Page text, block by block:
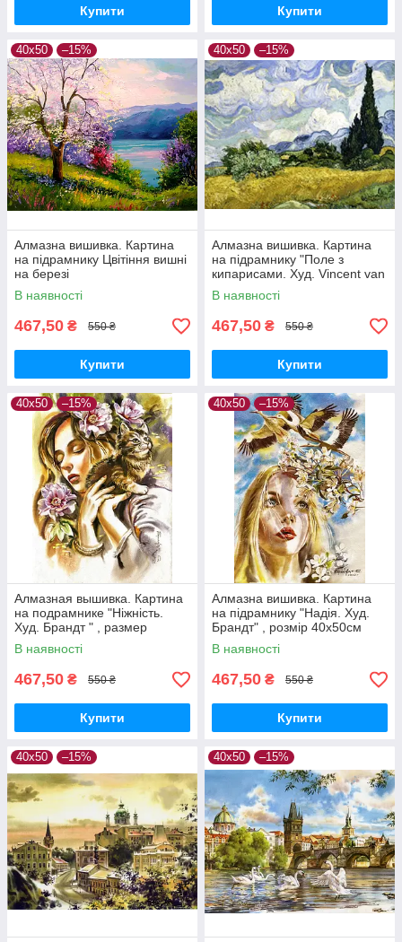
Купити Купити
40х50 –15%
Алмазна вишивка. Картина
на підрамнику Цвітіння вишні
на березі
озера.Худ.Дарчук.О. , розмір
40х50см
В наявності
467,50 ₴ 550 ₴
Купити
40х50 –15%
Алмазна вишивка. Картина
на підрамнику "Поле з
кипарисами. Худ. Vincent van
Gogh" , розмір 40х50см
В наявності
467,50 ₴ 550 ₴
Купити
40х50 –15%
Алмазная вышивка. Картина
на подрамнике "Ніжність.
Худ. Брандт " , размер
40х50см
В наявності
467,50 ₴ 550 ₴
Купити
40х50 –15%
Алмазна вишивка. Картина
на підрамнику "Надія. Худ.
Брандт" , розмір 40х50см
В наявності
467,50 ₴ 550 ₴
Купити
40х50 –15% 40х50 –15%